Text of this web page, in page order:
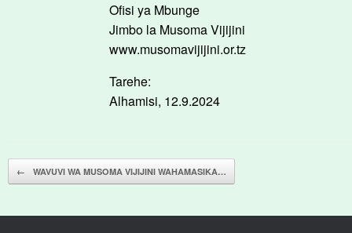
Ofisi ya Mbunge
Jimbo la Musoma Vijijini
www.musomavijijini.or.tz
Tarehe:
Alhamisi, 12.9.2024
Post navigation
← WAVUVI WA MUSOMA VIJIJINI WAHAMASIKA…